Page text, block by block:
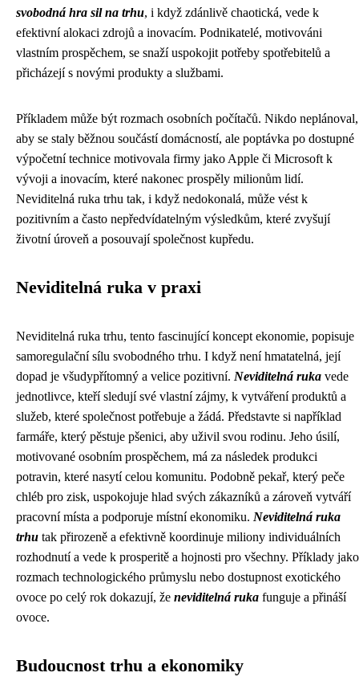
svobodná hra sil na trhu, i když zdánlivě chaotická, vede k
efektivní alokaci zdrojů a inovacím. Podnikatelé, motivováni
vlastním prospěchem, se snaží uspokojit potřeby spotřebitelů a
přicházejí s novými produkty a službami.
Příkladem může být rozmach osobních počítačů. Nikdo neplánoval,
aby se staly běžnou součástí domácností, ale poptávka po dostupné
výpočetní technice motivovala firmy jako Apple či Microsoft k
vývoji a inovacím, které nakonec prospěly milionům lidí.
Neviditelná ruka trhu tak, i když nedokonalá, může vést k
pozitivním a často nepředvídatelným výsledkům, které zvyšují
životní úroveň a posouvají společnost kupředu.
Neviditelná ruka v praxi
Neviditelná ruka trhu, tento fascinující koncept ekonomie, popisuje
samoregulační sílu svobodného trhu. I když není hmatatelná, její
dopad je všudypřítomný a velice pozitivní. Neviditelná ruka vede
jednotlivce, kteří sledují své vlastní zájmy, k vytváření produktů a
služeb, které společnost potřebuje a žádá. Představte si například
farmáře, který pěstuje pšenici, aby uživil svou rodinu. Jeho úsilí,
motivované osobním prospěchem, má za následek produkci
potravin, které nasytí celou komunitu. Podobně pekař, který peče
chléb pro zisk, uspokojuje hlad svých zákazníků a zároveň vytváří
pracovní místa a podporuje místní ekonomiku. Neviditelná ruka
trhu tak přirozeně a efektivně koordinuje miliony individuálních
rozhodnutí a vede k prosperitě a hojnosti pro všechny. Příklady jako
rozmach technologického průmyslu nebo dostupnost exotického
ovoce po celý rok dokazují, že neviditelná ruka funguje a přináší
ovoce.
Budoucnost trhu a ekonomiky